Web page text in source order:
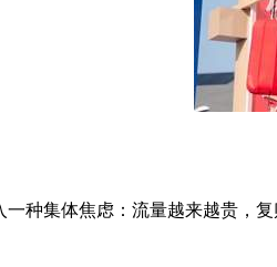
种集体焦虑：流量越来越贵，